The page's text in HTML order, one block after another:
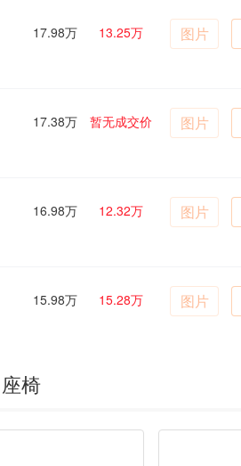
17.98万 13.25万 图片
17.38万 暂无成交价 图片
16.98万 12.32万 图片
15.98万 15.28万 图片
座椅